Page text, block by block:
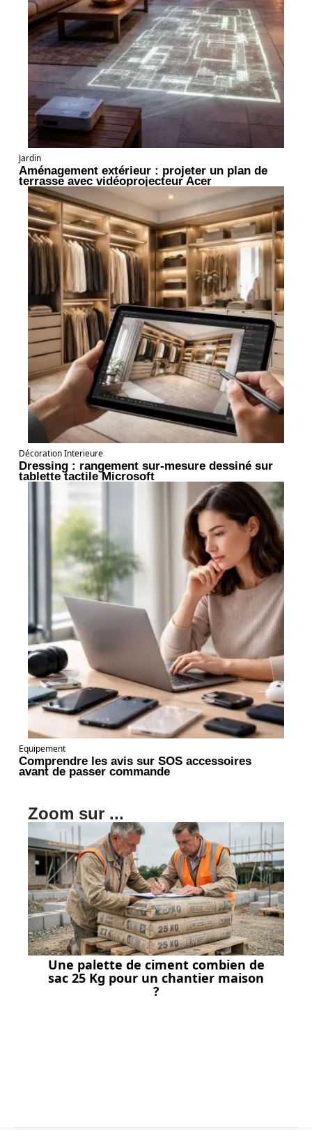
Jardin
Aménagement extérieur : projeter un plan de
terrasse avec vidéoprojecteur Acer
Décoration Interieure
Dressing : rangement sur-mesure dessiné sur
tablette tactile Microsoft
Equipement
Comprendre les avis sur SOS accessoires
avant de passer commande
Zoom sur ...
Une palette de ciment combien de
sac 25 Kg pour un chantier maison
?